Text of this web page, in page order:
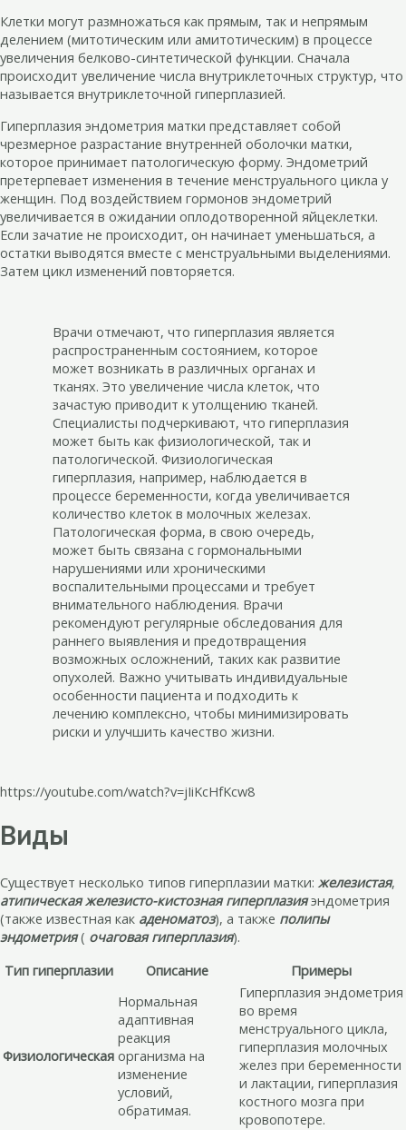
Клетки могут размножаться как прямым, так и непрямым
делением (митотическим или амитотическим) в процессе
увеличения белково-синтетической функции. Сначала
происходит увеличение числа внутриклеточных структур, что
называется внутриклеточной гиперплазией.
Гиперплазия эндометрия матки представляет собой
чрезмерное разрастание внутренней оболочки матки,
которое принимает патологическую форму. Эндометрий
претерпевает изменения в течение менструального цикла у
женщин. Под воздействием гормонов эндометрий
увеличивается в ожидании оплодотворенной яйцеклетки.
Если зачатие не происходит, он начинает уменьшаться, а
остатки выводятся вместе с менструальными выделениями.
Затем цикл изменений повторяется.
Врачи отмечают, что гиперплазия является
распространенным состоянием, которое
может возникать в различных органах и
тканях. Это увеличение числа клеток, что
зачастую приводит к утолщению тканей.
Специалисты подчеркивают, что гиперплазия
может быть как физиологической, так и
патологической. Физиологическая
гиперплазия, например, наблюдается в
процессе беременности, когда увеличивается
количество клеток в молочных железах.
Патологическая форма, в свою очередь,
может быть связана с гормональными
нарушениями или хроническими
воспалительными процессами и требует
внимательного наблюдения. Врачи
рекомендуют регулярные обследования для
раннего выявления и предотвращения
возможных осложнений, таких как развитие
опухолей. Важно учитывать индивидуальные
особенности пациента и подходить к
лечению комплексно, чтобы минимизировать
риски и улучшить качество жизни.
https://youtube.com/watch?v=jIiKcHfKcw8
Виды
Существует несколько типов гиперплазии матки: железистая,
атипическая железисто-кистозная гиперплазияэндометрия
(также известная как аденоматоз), а также полипы
эндометрия( очаговая гиперплазия).
Тип гиперплазии
Описание Примеры
Физиологическая
Нормальная
адаптивная
реакция
организма на
изменение
условий,
обратимая.
Гиперплазия эндометрия
во время
менструального цикла,
гиперплазия молочных
желез при беременности
и лактации, гиперплазия
костного мозга при
кровопотере.